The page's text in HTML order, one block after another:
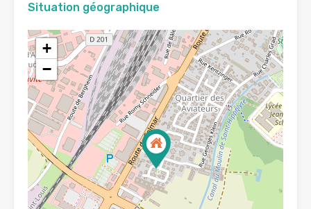
Situation géographique
+
−